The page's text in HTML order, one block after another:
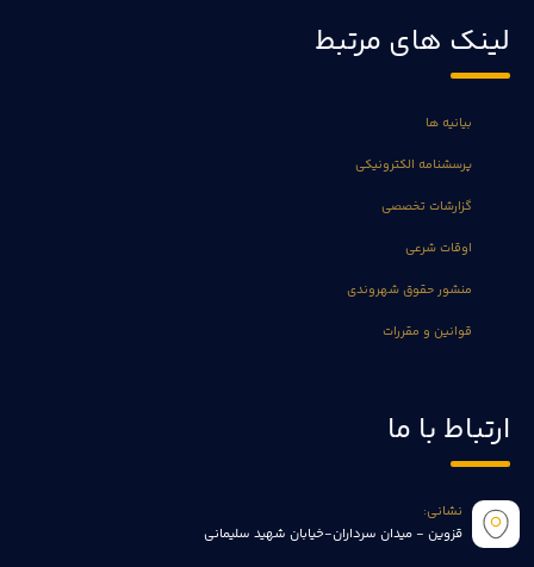
لینک های مرتبط
بیانیه ها
پرسشنامه الکترونیکی
گزارشات تخصصی
اوقات شرعی
منشور حقوق شهروندی
قوانین و مقررات
ارتباط با ما
نشانی:
قزوین - میدان سرداران-خیابان شهید سلیمانی